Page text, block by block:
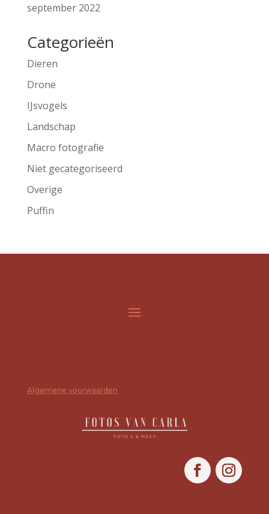
september 2022
Categorieën
Dieren
Drone
IJsvogels
Landschap
Macro fotografie
Niet gecategoriseerd
Overige
Puffin
Algemene voorwaarden